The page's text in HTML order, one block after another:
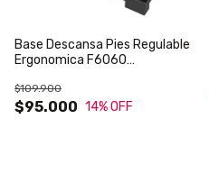
Base Descansa Pies Regulable
Ergonomica F6060
$95.000
$109.900
14% OFF